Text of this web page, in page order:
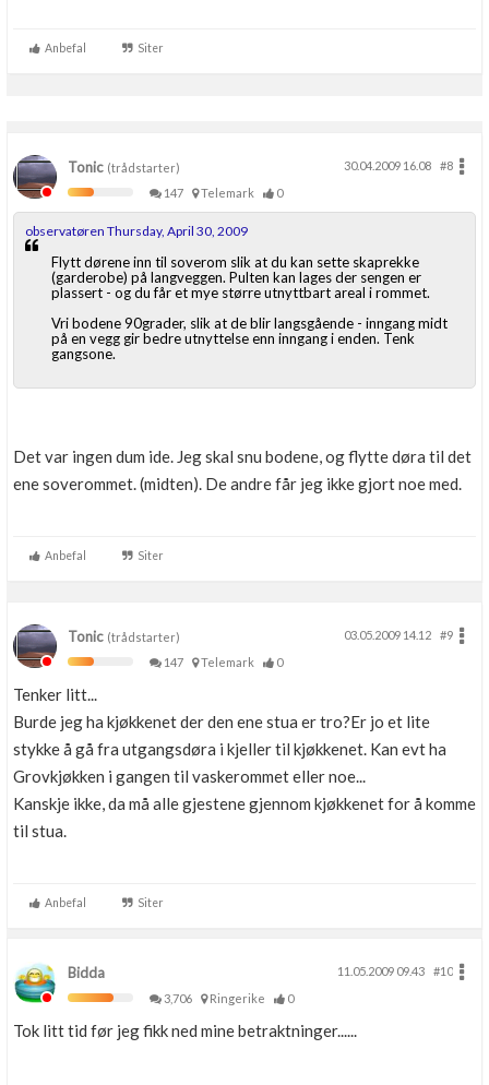
Anbefal Siter
Tonic(trådstarter) 30.04.2009 16.08
#8
147
Telemark 0
observatøren Thursday, April 30, 2009
Flytt dørene inn til soverom slik at du kan sette skaprekke
(garderobe) på langveggen. Pulten kan lages der sengen er
plassert - og du får et mye større utnyttbart areal i rommet.
Vri bodene 90grader, slik at de blir langsgående - inngang midt
på en vegg gir bedre utnyttelse enn inngang i enden. Tenk
gangsone.
Det var ingen dum ide. Jeg skal snu bodene, og flytte døra til det
ene soverommet. (midten). De andre får jeg ikke gjort noe med.
Anbefal Siter
Tonic(trådstarter) 03.05.2009 14.12
#9
147
Telemark 0
Tenker litt...
Burde jeg ha kjøkkenet der den ene stua er tro?Er jo et lite
stykke å gå fra utgangsdøra i kjeller til kjøkkenet. Kan evt ha
Grovkjøkken i gangen til vaskerommet eller noe...
Kanskje ikke, da må alle gjestene gjennom kjøkkenet for å komme
til stua.
Anbefal Siter
Bidda 11.05.2009 09.43
#10
3,706
Ringerike 0
Tok litt tid før jeg fikk ned mine betraktninger......